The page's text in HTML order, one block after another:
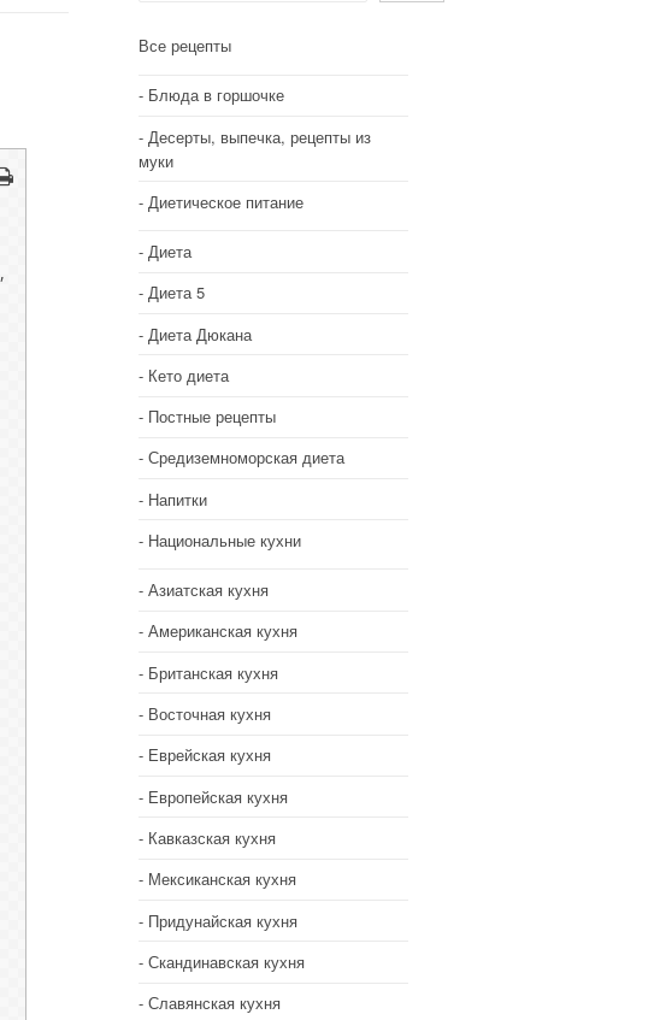
,
Все рецепты
Блюда в горшочке
Десерты, выпечка, рецепты из
муки
Диетическое питание
Диета
Диета 5
Диета Дюкана
Кето диета
Постные рецепты
Средиземноморская диета
Напитки
Национальные кухни
Азиатская кухня
Американская кухня
Британская кухня
Восточная кухня
Еврейская кухня
Европейская кухня
Кавказская кухня
Мексиканская кухня
Придунайская кухня
Скандинавская кухня
Славянская кухня